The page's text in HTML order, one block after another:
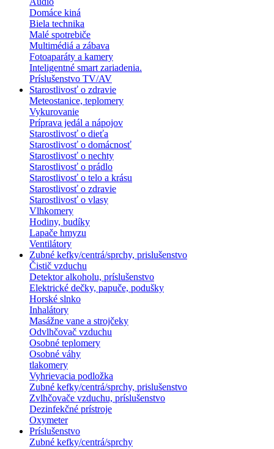
Domáce kiná
Biela technika
Malé spotrebiče
Multimédiá a zábava
Fotoaparáty a kamery
Inteligentné smart zariadenia.
Príslušenstvo TV/AV
Starostlivosť o zdravie
Meteostanice, teplomery
Vykurovanie
Príprava jedál a nápojov
Starostlivosť o dieťa
Starostlivosť o domácnosť
Starostlivosť o nechty
Starostlivosť o prádlo
Starostlivosť o telo a krásu
Starostlivosť o zdravie
Starostlivosť o vlasy
Vlhkomery
Hodiny, budíky
Lapače hmyzu
Ventilátory
Zubné kefky/centrá/sprchy, prislušenstvo
Čistič vzduchu
Detektor alkoholu, príslušenstvo
Elektrické dečky, papuče, podušky
Horské slnko
Inhalátory
Masážne vane a strojčeky
Odvlhčovač vzduchu
Osobné teplomery
Osobné váhy
tlakomery
Vyhrievacia podložka
Zubné kefky/centrá/sprchy, prislušenstvo
Zvlhčovače vzduchu, príslušenstvo
Dezinfekčné prístroje
Oxymeter
Príslušenstvo
Zubné kefky/centrá/sprchy